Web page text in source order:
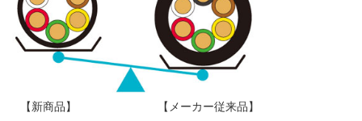
【新商品】 【メーカー従来品】